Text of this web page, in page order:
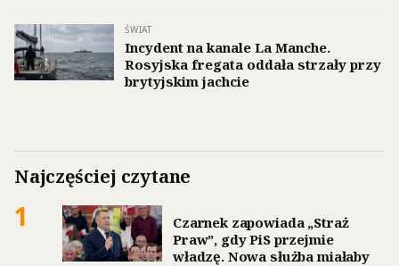
ŚWIAT
Incydent na kanale La Manche.
Rosyjska fregata oddała strzały przy
brytyjskim jachcie
Najczęściej czytane
1
Czarnek zapowiada „Straż
Praw”, gdy PiS przejmie
władzę. Nowa służba miałaby